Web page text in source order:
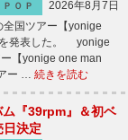
ＰＯＰ
2026年8月7日
国ツアー【yonige
発表した。 yonige
【yonige one man
ー … 続きを読む
『39rpm』＆初ベ
決定